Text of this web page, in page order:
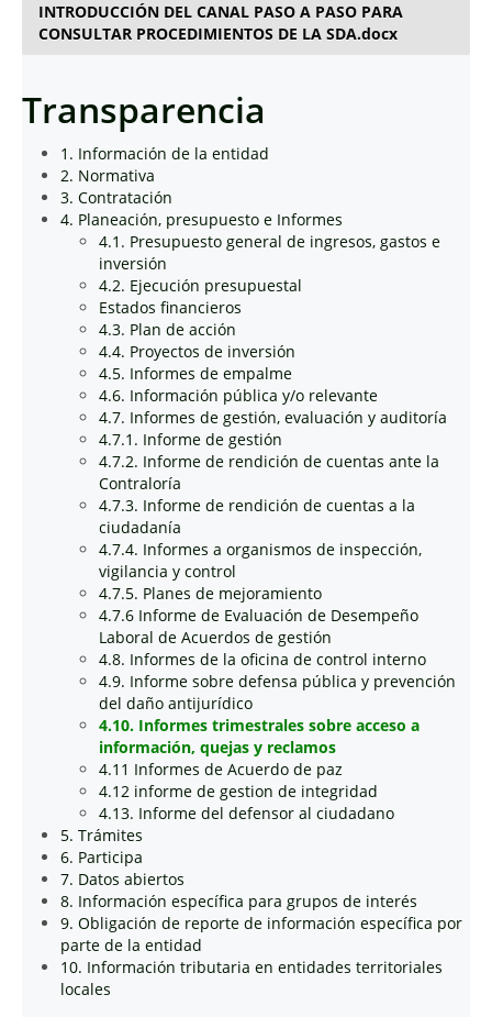
INTRODUCCIÓN DEL CANAL PASO A PASO PARA
CONSULTAR PROCEDIMIENTOS DE LA SDA.docx
Transparencia
1. Información de la entidad
2. Normativa
3. Contratación
4. Planeación, presupuesto e Informes
4.1. Presupuesto general de ingresos, gastos e
inversión
4.2. Ejecución presupuestal
Estados financieros
4.3. Plan de acción
4.4. Proyectos de inversión
4.5. Informes de empalme
4.6. Información pública y/o relevante
4.7. Informes de gestión, evaluación y auditoría
4.7.1. Informe de gestión
4.7.2. Informe de rendición de cuentas ante la
Contraloría
4.7.3. Informe de rendición de cuentas a la
ciudadanía
4.7.4. Informes a organismos de inspección,
vigilancia y control
4.7.5. Planes de mejoramiento
4.7.6 Informe de Evaluación de Desempeño
Laboral de Acuerdos de gestión
4.8. Informes de la oficina de control interno
4.9. Informe sobre defensa pública y prevención
del daño antijurídico
4.10. Informes trimestrales sobre acceso a
información, quejas y reclamos
4.11 Informes de Acuerdo de paz
4.12 informe de gestion de integridad
4.13. Informe del defensor al ciudadano
5. Trámites
6. Participa
7. Datos abiertos
8. Información específica para grupos de interés
9. Obligación de reporte de información específica por
parte de la entidad
10. Información tributaria en entidades territoriales
locales